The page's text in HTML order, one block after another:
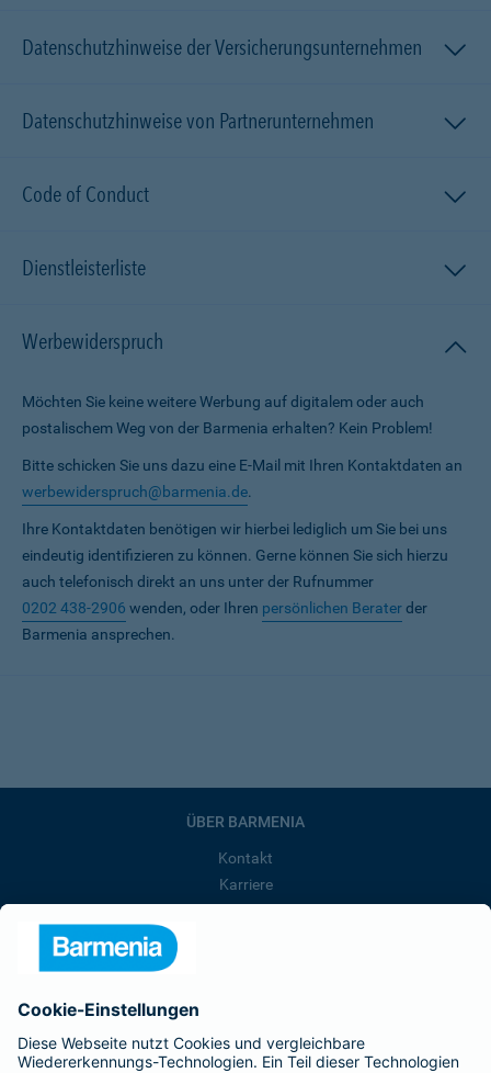
Datenschutzhinweise der Versicherungsunternehmen
Datenschutzhinweise von Partnerunternehmen
Code of Conduct
Dienstleisterliste
Werbewiderspruch
Möchten Sie keine weitere Werbung auf digitalem oder auch
postalischem Weg von der Barmenia erhalten? Kein Problem!
Bitte schicken Sie uns dazu eine E-Mail mit Ihren Kontaktdaten an
werbewiderspruch@barmenia.de.
Ihre Kontaktdaten benötigen wir hierbei lediglich um Sie bei uns
eindeutig identifizieren zu können. Gerne können Sie sich hierzu
auch telefonisch direkt an uns unter der Rufnummer
0202 438-2906 wenden, oder Ihren persönlichen Beraterder
Barmenia ansprechen.
ÜBER BARMENIA
Kontakt
Karriere
Barmenia ist Teil der BarmeniaGothaer
BELIEBTE SEITEN